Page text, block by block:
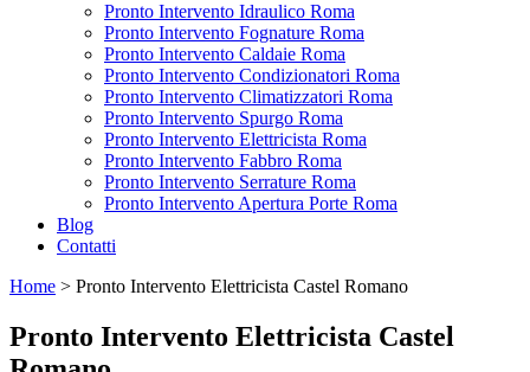
Pronto Intervento Idraulico Roma
Pronto Intervento Fognature Roma
Pronto Intervento Caldaie Roma
Pronto Intervento Condizionatori Roma
Pronto Intervento Climatizzatori Roma
Pronto Intervento Spurgo Roma
Pronto Intervento Elettricista Roma
Pronto Intervento Fabbro Roma
Pronto Intervento Serrature Roma
Pronto Intervento Apertura Porte Roma
Blog
Contatti
Home > Pronto Intervento Elettricista Castel Romano
Pronto Intervento Elettricista Castel